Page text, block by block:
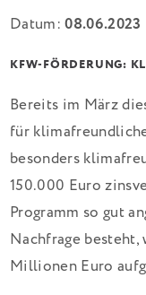
Datum:08.06.2023
KFW-FÖRDERUNG:
Bereits im März
für
besonders
150.000 Euro
Programm so gut
Nachfrage
Millionen Euro